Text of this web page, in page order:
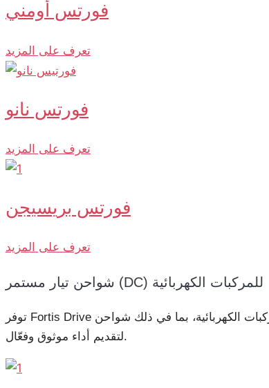
فورتس أومني
تعرف على المزيد
فورتس نانو
تعرف على المزيد
فورتس بريسيجن
تعرف على المزيد
شواحن تيار مستمر (DC) للمركبات الكهربائية
توفر Fortis Drive مجموعة شاملة من حلول شحن المركبات الكهربائية، بما في ذلك شواحن AC وشواحن DC وشواحن DC منفصلة (Split DC)، جميعها مصنعة ضمن شبكة إنتاجنا في الصين
لتقديم أداء موثوق وفعّال.